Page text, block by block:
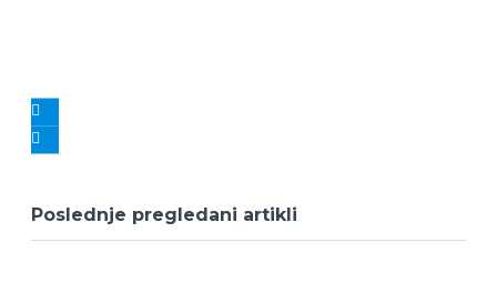
Poslednje pregledani artikli